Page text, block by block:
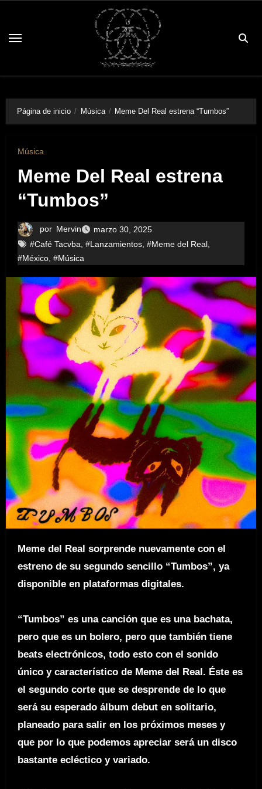
contenido
Página de inicio Música Meme Del Real estrena “Tumbos”
Música
Meme Del Real estrena
“Tumbos”
por Mervin
marzo 30, 2025
#Café Tacvba, #Lanzamientos, #Meme del Real,
#México, #Música
Meme del Real sorprende nuevamente con el
estreno de su segundo sencillo “Tumbos”, ya
disponible en plataformas digitales.
“Tumbos” es una canción que es una bachata,
pero que es un bolero, pero que también tiene
beats electrónicos, todo esto con el sonido
único y característico de Meme del Real. Éste es
el segundo corte que se desprende de lo que
será su esperado álbum debut en solitario,
planeado para salir en los próximos meses y
que por lo que podemos apreciar será un disco
bastante ecléctico y variado.